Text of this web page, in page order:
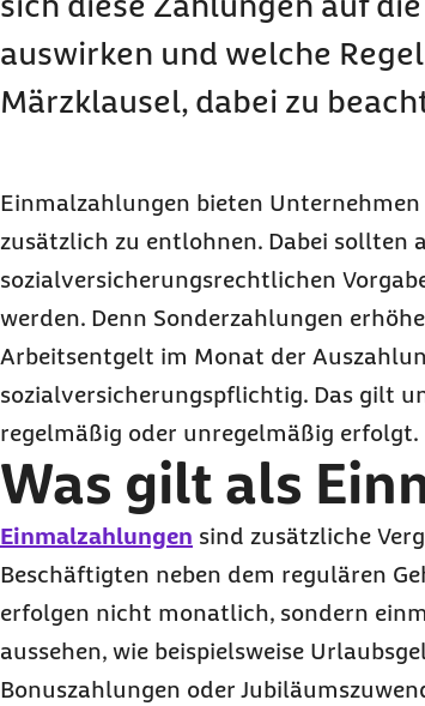
Steuerliche Aspekte und Pflichten
auswirken und welche
Märzklausel, dabei zu
Einmalzahlungen bieten
zusätzlich zu entlohnen. Dabei sollten
sozialversicherungsrechtlichen
werden. Denn Sonderzahlungen
Arbeitsentgelt im Monat der
sozialversicherungspflichtig. Das gilt
regelmäßig oder unregelmäßig erfolgt.
Was gilt als
Einmalzahlungen sind zusätzliche
Beschäftigten neben dem regulären
erfolgen nicht monatlich, sondern
aussehen, wie beispielsweise
Bonuszahlungen oder